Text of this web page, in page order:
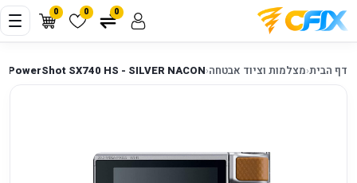
0 0 0
דף הבית‹מצלמות וציוד אבטחה‹
PowerShot SX740 HS - SILVER NACON